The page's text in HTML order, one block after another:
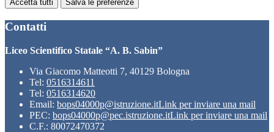
Accetta tutti Salva le preferenze
Contatti
Liceo Scientifico Statale “A. B. Sabin”
Via Giacomo Matteotti 7, 40129 Bologna
Tel: 0516314611
Tel: 0516314620
Email: bops04000p@istruzione.itLink per inviare una mail
PEC: bops04000p@pec.istruzione.itLink per inviare una mail
C.F.: 80072470372